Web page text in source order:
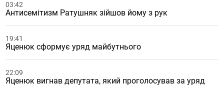
03:42
Антисемітизм Ратушняк зійшов йому з рук
19:41
Яценюк сформує уряд майбутнього
22:09
Яценюк вигнав депутата, який проголосував за уряд